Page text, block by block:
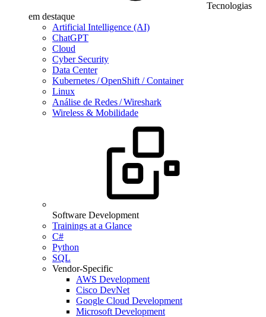
Tecnologias
em destaque
Artificial Intelligence (AI)
ChatGPT
Cloud
Cyber Security
Data Center
Kubernetes / OpenShift / Container
Linux
Análise de Redes / Wireshark
Wireless & Mobilidade
Software Development
Trainings at a Glance
C#
Python
SQL
Vendor-Specific
AWS Development
Cisco DevNet
Google Cloud Development
Microsoft Development